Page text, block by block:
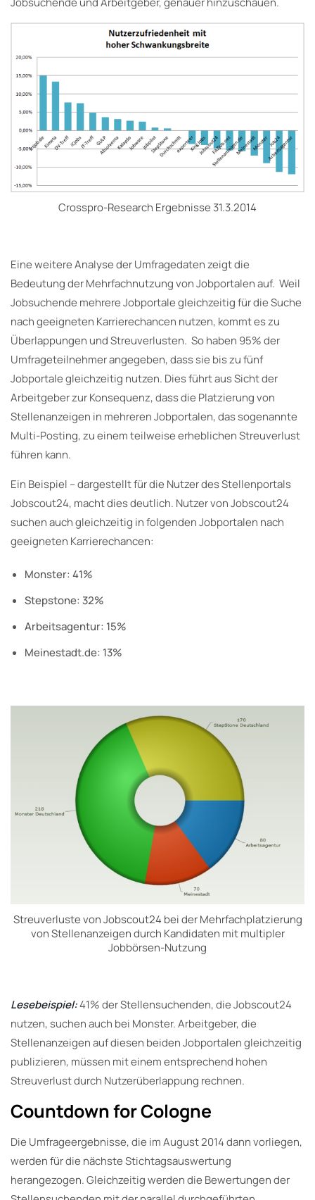
Crosspro-Research Ergebnisse 31.3.2014
Eine weitere Analyse der Umfragedaten zeigt die
Bedeutung der Mehrfachnutzung von Jobportalen auf. Weil
Jobsuchende mehrere Jobportale gleichzeitig für die Suche
nach geeigneten Karrierechancen nutzen, kommt es zu
Überlappungen und Streuverlusten. So haben 95% der
Umfrageteilnehmer angegeben, dass sie bis zu fünf
Jobportale gleichzeitig nutzen. Dies führt aus Sicht der
Arbeitgeber zur Konsequenz, dass die Platzierung von
Stellenanzeigen in mehreren Jobportalen, das sogenannte
Multi-Posting, zu einem teilweise erheblichen Streuverlust
führen kann.
Ein Beispiel – dargestellt für die Nutzer des Stellenportals
Jobscout24, macht dies deutlich. Nutzer von Jobscout24
suchen auch gleichzeitig in folgenden Jobportalen nach
geeigneten Karrierechancen:
Monster: 41%
Stepstone: 32%
Arbeitsagentur: 15%
Meinestadt.de: 13%
Streuverluste von Jobscout24 bei der Mehrfachplatzierung
von Stellenanzeigen durch Kandidaten mit multipler
Jobbörsen-Nutzung
Lesebeispiel:41% der Stellensuchenden, die Jobscout24
nutzen, suchen auch bei Monster. Arbeitgeber, die
Stellenanzeigen auf diesen beiden Jobportalen gleichzeitig
publizieren, müssen mit einem entsprechend hohen
Streuverlust durch Nutzerüberlappung rechnen.
Countdown for Cologne
Die Umfrageergebnisse, die im August 2014 dann vorliegen,
werden für die nächste Stichtagsauswertung
herangezogen. Gleichzeitig werden die Bewertungen der